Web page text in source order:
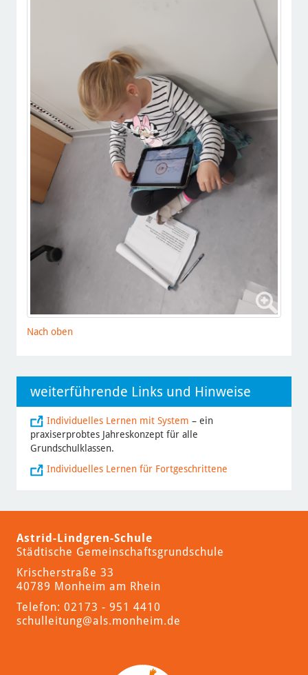
Nach oben
weiterführende Links und Hinweise
Individuelles Lernen mit System – ein
praxiserprobtes Jahreskonzept für alle
Grundschulklassen.
Individuelles Lernen für Fortgeschrittene
Astrid-Lindgren-Schule
Städtische Gemeinschaftsgrundschule
Krischerstraße 33
40789 Monheim am Rhein
Telefon: 02173 - 951 4410
schulleitung@als.monheim.de